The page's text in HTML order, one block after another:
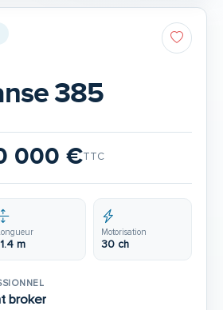
385
000 €TTC
m
Motorisation
30 ch
broker